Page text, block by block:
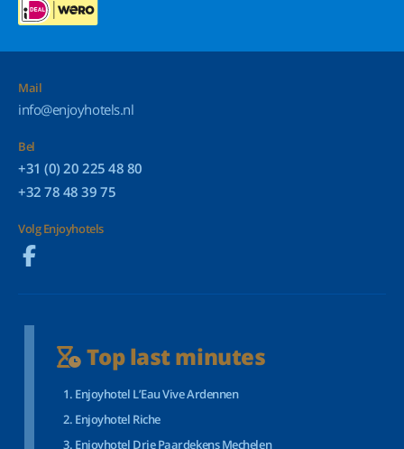
Mail
info@enjoyhotels.nl
Bel
+31 (0) 20 225 48 80
+32 78 48 39 75
Volg Enjoyhotels
Top last minutes
Enjoyhotel L’Eau Vive Ardennen
Enjoyhotel Riche
Enjoyhotel Drie Paardekens Mechelen